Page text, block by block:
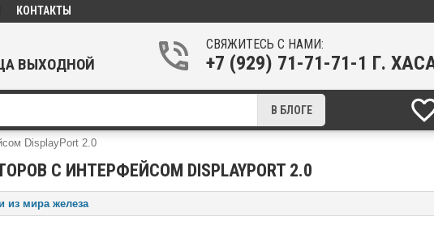
КОНТАКТЫ
ВЫХОДНОЙ
СВЯЖИТЕСЬ С НАМИ:
+7 (929) 71-71-71-1 Г.
В БЛОГЕ
DisplayPort 2.0
С ИНТЕРФЕЙСОМ DISPLAYPORT 2.0
из мира железа